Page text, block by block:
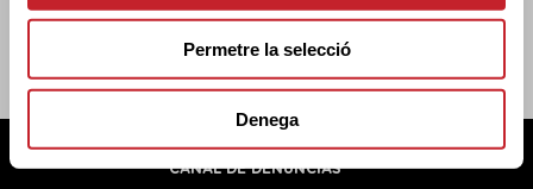
Permetre la selecció
Denega
POLÍTICA DE COOKIES
POLÍTICA DE PRIVACIDAD
CANAL DE DENUNCIAS